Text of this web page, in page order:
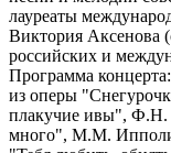
лауреаты
Виктория Аксенова
российских и
Программа
из оперы
плакучие ивы", Ф.Н.
много", М.М.